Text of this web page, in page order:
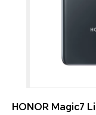
HONOR Magic7